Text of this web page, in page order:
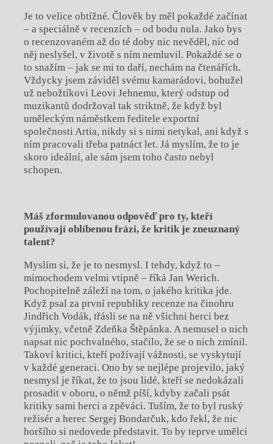
Je to velice obtížné. Člověk by měl pokaždé začínat
– a speciálně v recenzích – od bodu nula. Jako bys
o recenzovaném až do té doby nic nevěděl, nic od
něj neslyšel, v životě s ním nemluvil. Pokaždé se o
to snažím – jak se mi to daří, nechám na čtenářích.
Vždycky jsem záviděl svému kamarádovi, bohužel
už nebožtíkovi Leovi Jehnemu, který odstup od
muzikantů dodržoval tak striktně, že když byl
uměleckým náměstkem ředitele exportní
společnosti Artia, nikdy si s nimi netykal, ani když s
ním pracovali třeba patnáct let. Já myslím, že to je
skoro ideální, ale sám jsem toho často nebyl
schopen.
Máš zformulovanou odpověď pro ty, kteří
používají oblíbenou frázi, že kritik je zneuznaný
talent?
Myslím si, že je to nesmysl. I tehdy, když to –
mimochodem velmi vtipně – říká Jan Werich.
Pochopitelně záleží na tom, o jakého kritika jde.
Když psal za první republiky recenze na činohru
Jindřich Vodák, třásli se na ně všichni herci bez
výjimky, včetně Zdeňka Štěpánka. A nemusel o nich
napsat nic pochvalného, stačilo, že se o nich zmínil.
Takoví kritici, kteří požívají vážnosti, se vyskytují
v každé generaci. Ono by se nejlépe projevilo, jaký
nesmysl je říkat, že to jsou lidé, kteří se nedokázali
prosadit v oboru, o němž píší, kdyby začali psát
kritiky sami herci a zpěváci. Tuším, že to byl ruský
režisér a herec Sergej Bondarčuk, kdo řekl, že nic
horšího si nedovede představit. To by teprve umělci